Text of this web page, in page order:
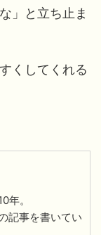
」と立ち止ま
くしてくれる
年。
記事を書いてい